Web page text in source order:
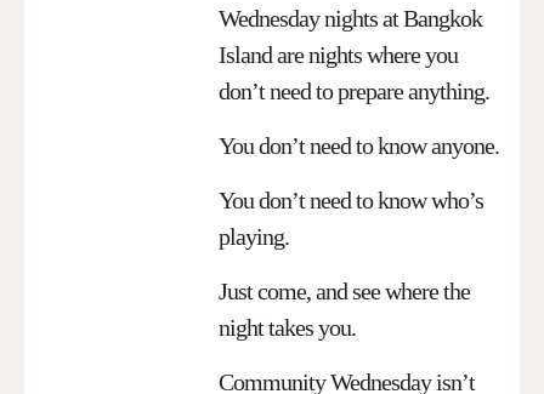
Wednesday nights at Bangkok
Island are nights where you
don’t need to prepare anything.
You don’t need to know anyone.
You don’t need to know who’s
playing.
Just come, and see where the
night takes you.
Community Wednesday isn’t